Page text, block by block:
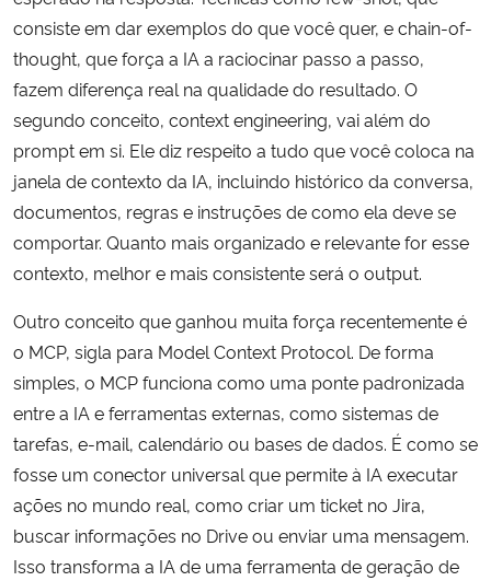
consiste em dar exemplos do que você quer, e chain-of-
thought, que força a IA a raciocinar passo a passo,
fazem diferença real na qualidade do resultado. O
segundo conceito, context engineering, vai além do
prompt em si. Ele diz respeito a tudo que você coloca na
janela de contexto da IA, incluindo histórico da conversa,
documentos, regras e instruções de como ela deve se
comportar. Quanto mais organizado e relevante for esse
contexto, melhor e mais consistente será o output.
Outro conceito que ganhou muita força recentemente é
o MCP, sigla para Model Context Protocol. De forma
simples, o MCP funciona como uma ponte padronizada
entre a IA e ferramentas externas, como sistemas de
tarefas, e-mail, calendário ou bases de dados. É como se
fosse um conector universal que permite à IA executar
ações no mundo real, como criar um ticket no Jira,
buscar informações no Drive ou enviar uma mensagem.
Isso transforma a IA de uma ferramenta de geração de